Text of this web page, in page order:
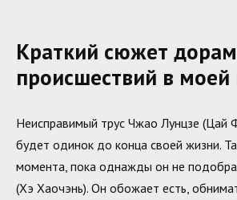
Краткий сюжет
происшествий в моей
Неисправимый трус Чжао Лунцзе (Цай
будет одинок до конца своей жизни.
момента, пока однажды он не
(Хэ Хаочэнь). Он обожает есть,